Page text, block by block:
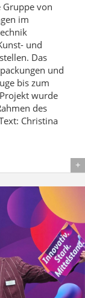
Gruppe von
im
und
Das
und
bis zum
wurde
des
Christina